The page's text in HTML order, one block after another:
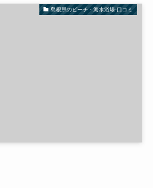
島根県のビーチ・海水浴場-口コミ